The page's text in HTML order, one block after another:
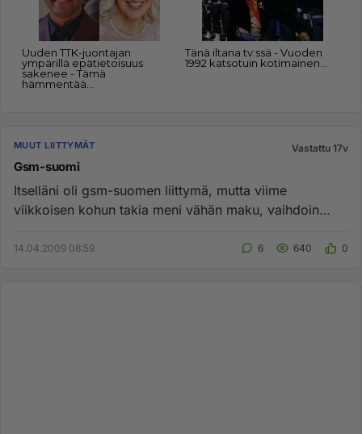
MUUT LIITTYMÄT Vastattu 17v
Gsm-suomi
Itselläni oli gsm-suomen liittymä, mutta viime
viikkoisen kohun takia meni vähän maku, vaihdoin
14.04.2009 08:59 6 640 0